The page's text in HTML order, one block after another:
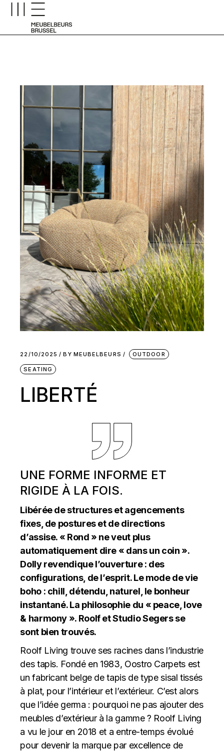
22/10/2025 BY MEUBELBEURS OUTDOOR
SEATING
LIBERTÉ
UNE FORME INFORME ET
RIGIDE À LA FOIS.
Libérée de structures et agencements
fixes, de postures et de directions
d’assise. « Rond » ne veut plus
automatiquement dire « dans un coin ».
Dolly revendique l’ouverture : des
configurations, de l’esprit. Le mode de vie
boho : chill, détendu, naturel, le bonheur
instantané. La philosophie du « peace, love
& harmony ». Roolf et Studio Segers se
sont bien trouvés.
Roolf Living trouve ses racines dans l’industrie
des tapis. Fondé en 1983, Oostro Carpets est
un fabricant belge de tapis de type sisal tissés
à plat, pour l’intérieur et l’extérieur. C’est alors
que l’idée germa : pourquoi ne pas ajouter des
meubles d’extérieur à la gamme ? Roolf Living
a vu le jour en 2018 et a entre-temps évolué
pour devenir la marque par excellence de